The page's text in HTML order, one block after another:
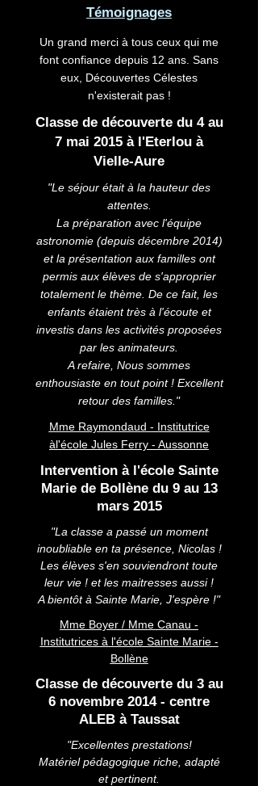
Témoignages
Un grand merci à tous ceux qui me
font confiance depuis 12 ans. Sans
eux, Découvertes Célestes
n'existerait pas !
Classe de découverte du 4 au
7 mai 2015 à l'Eterlou à
Vielle-Aure
"Le séjour était à la hauteur des
attentes.
La préparation avec l'équipe
astronomie (depuis décembre 2014)
et la présentation aux familles ont
permis aux élèves de s'approprier
totalement le thème. De ce fait, les
enfants étaient très à l'écoute et
investis dans les activités proposées
par les animateurs.
A refaire, Nous sommes
enthousiaste en tout point ! Excellent
retour des familles."
Mme Raymondaud - Institutrice
àl'école Jules Ferry - Aussonne
Intervention à l'école Sainte
Marie de Bollène du 9 au 13
mars 2015
"La classe a passé un moment
inoubliable en ta présence, Nicolas !
Les élèves s'en souviendront toute
leur vie ! et les maitresses aussi !
A bientôt à Sainte Marie, J'espère !"
Mme Boyer / Mme Canau -
Institutrices à l'école Sainte Marie -
Bollène
Classe de découverte du 3 au
6 novembre 2014 - centre
ALEB à Taussat
"Excellentes prestations!
Matériel pédagogique riche, adapté
et pertinent.